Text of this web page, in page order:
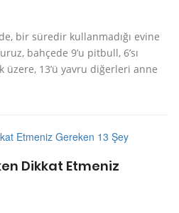
bir süredir kullanmadığı evine
bahçede 9’u pitbull, 6’sı
13’ü yavru diğerleri anne
Dikkat Etmeniz